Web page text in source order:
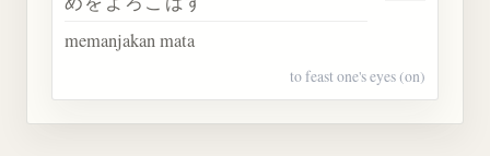
memanjakan mata
to feast one's eyes (on)